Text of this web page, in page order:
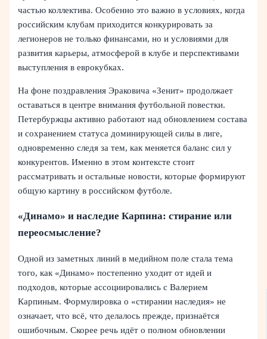
частью коллектива. Особенно это важно в условиях, когда
российским клубам приходится конкурировать за
легионеров не только финансами, но и условиями для
развития карьеры, атмосферой в клубе и перспективами
выступления в еврокубках.
На фоне поздравления Эраковича «Зенит» продолжает
оставаться в центре внимания футбольной повестки.
Петербуржцы активно работают над обновлением состава
и сохранением статуса доминирующей силы в лиге,
одновременно следя за тем, как меняется баланс сил у
конкурентов. Именно в этом контексте стоит
рассматривать и остальные новости, которые формируют
общую картину в российском футболе.
«Динамо» и наследие Карпина: стирание или
переосмысление?
Одной из заметных линий в медийном поле стала тема
того, как «Динамо» постепенно уходит от идей и
подходов, которые ассоциировались с Валерием
Карпиным. Формулировка о «стирании наследия» не
означает, что всё, что делалось прежде, признаётся
ошибочным. Скорее речь идёт о полном обновлении